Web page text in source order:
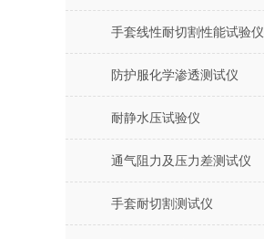
手套线性耐切割性能试验仪
防护服化学渗透测试仪
耐静水压试验仪
通气阻力及压力差测试仪
手套耐切割测试仪